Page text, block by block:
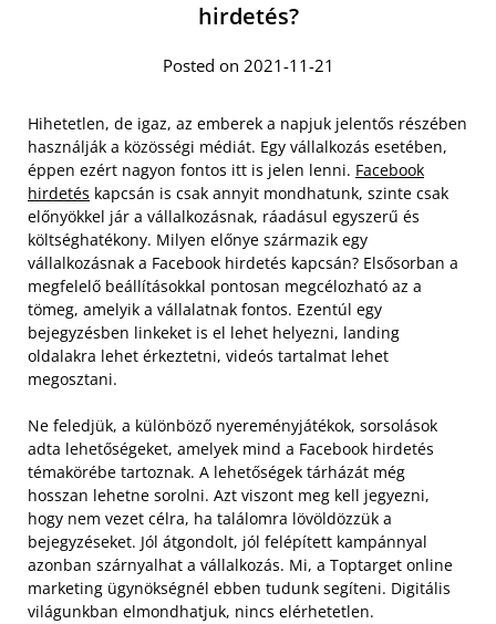
hirdetés?
Posted on 2021-11-21
Hihetetlen, de igaz, az emberek a napjuk jelentős részében
használják a közösségi médiát. Egy vállalkozás esetében,
éppen ezért nagyon fontos itt is jelen lenni. Facebook
hirdetés kapcsán is csak annyit mondhatunk, szinte csak
előnyökkel jár a vállalkozásnak, ráadásul egyszerű és
költséghatékony. Milyen előnye származik egy
vállalkozásnak a Facebook hirdetés kapcsán? Elsősorban a
megfelelő beállításokkal pontosan megcélozható az a
tömeg, amelyik a vállalatnak fontos. Ezentúl egy
bejegyzésben linkeket is el lehet helyezni, landing
oldalakra lehet érkeztetni, videós tartalmat lehet
megosztani.
Ne feledjük, a különböző nyereményjátékok, sorsolások
adta lehetőségeket, amelyek mind a Facebook hirdetés
témakörébe tartoznak. A lehetőségek tárházát még
hosszan lehetne sorolni. Azt viszont meg kell jegyezni,
hogy nem vezet célra, ha találomra lövöldözzük a
bejegyzéseket. Jól átgondolt, jól felépített kampánnyal
azonban szárnyalhat a vállalkozás. Mi, a Toptarget online
marketing ügynökségnél ebben tudunk segíteni. Digitális
világunkban elmondhatjuk, nincs elérhetetlen.